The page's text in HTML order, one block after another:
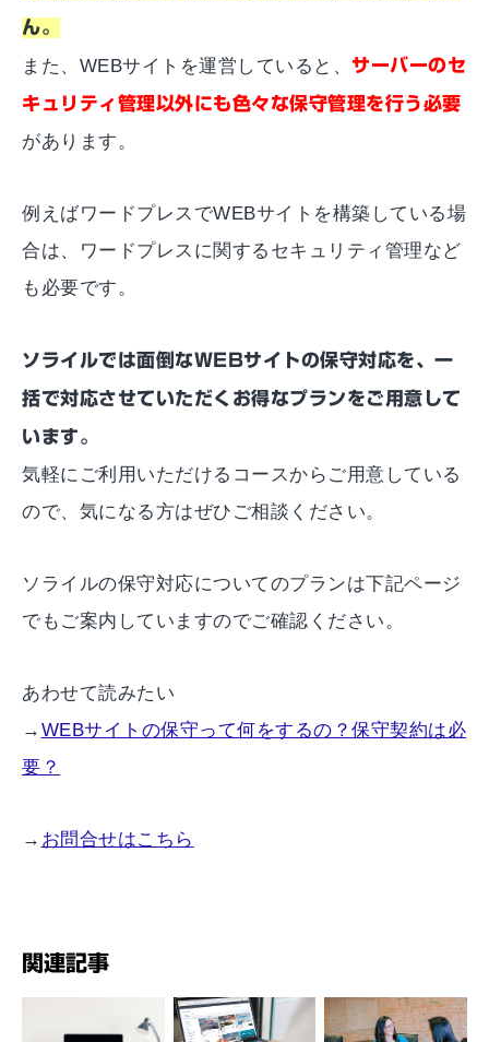
ん。
また、WEBサイトを運営していると、サーバーのセ
キュリティ管理以外にも色々な保守管理を行う必要
があります。
例えばワードプレスでWEBサイトを構築している場
合は、ワードプレスに関するセキュリティ管理など
も必要です。
ソライルでは面倒なWEBサイトの保守対応を、一
括で対応させていただくお得なプランをご用意して
います。
気軽にご利用いただけるコースからご用意している
ので、気になる方はぜひご相談ください。
ソライルの保守対応についてのプランは下記ページ
でもご案内していますのでご確認ください。
あわせて読みたい
→ WEBサイトの保守って何をするの？保守契約は必
要？
→ お問合せはこちら
関連記事